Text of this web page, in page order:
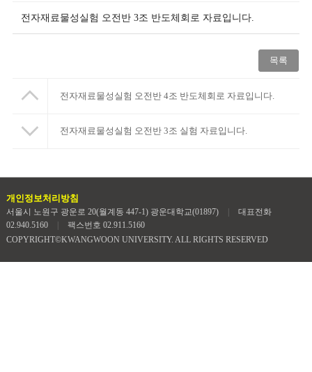
전자재료물성실험 오전반 3조 반도체회로 자료입니다.
목록
전자재료물성실험 오전반 4조 반도체회로 자료입니다.
전자재료물성실험 오전반 3조 실험 자료입니다.
개인정보처리방침
서울시 노원구 광운로 20(월계동 447-1) 광운대학교(01897)
대표전화
02.940.5160
팩스번호 02.911.5160
COPYRIGHT©KWANGWOON UNIVERSITY. ALL RIGHTS RESERVED